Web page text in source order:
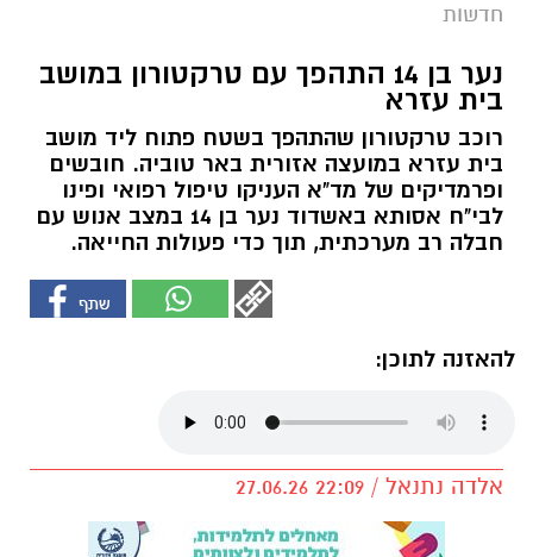
חדשות
נער בן 14 התהפך עם טרקטורון במושב
בית עזרא
רוכב טרקטורון שהתהפך בשטח פתוח ליד מושב
בית עזרא במועצה אזורית באר טוביה. חובשים
ופרמדיקים של מד"א העניקו טיפול רפואי ופינו
לבי"ח אסותא באשדוד נער בן 14 במצב אנוש עם
חבלה רב מערכתית, תוך כדי פעולות החייאה.
להאזנה לתוכן:
אלדה נתנאל / 22:09 27.06.26